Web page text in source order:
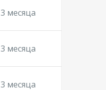
3 месяца
3 месяца
3 месяца